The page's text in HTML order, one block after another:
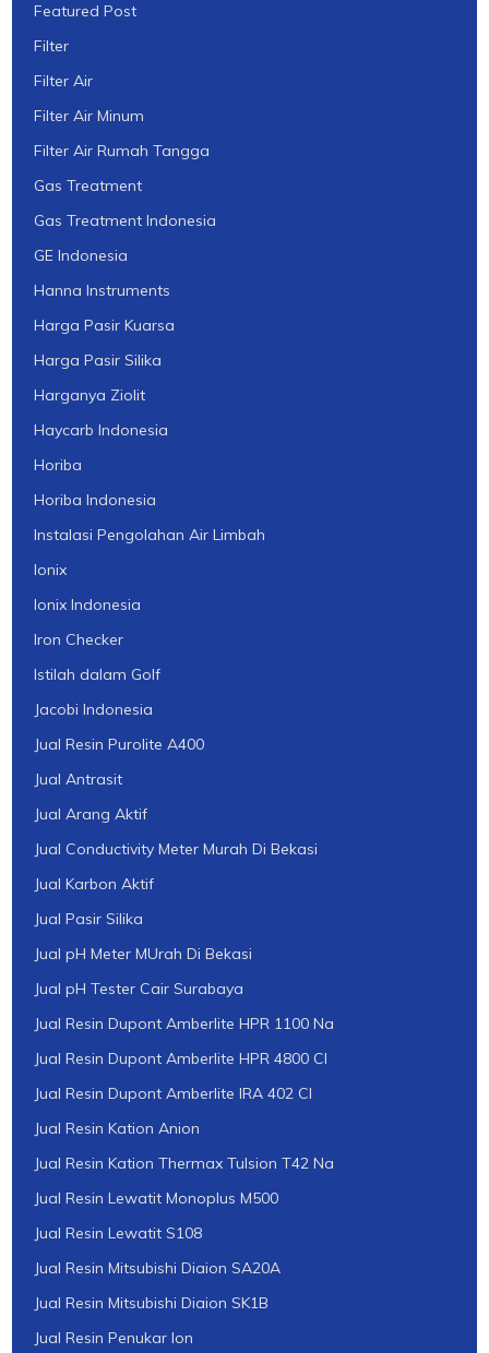
Featured Post
Filter
Filter Air
Filter Air Minum
Filter Air Rumah Tangga
Gas Treatment
Gas Treatment Indonesia
GE Indonesia
Hanna Instruments
Harga Pasir Kuarsa
Harga Pasir Silika
Harganya Ziolit
Haycarb Indonesia
Horiba
Horiba Indonesia
Instalasi Pengolahan Air Limbah
Ionix
Ionix Indonesia
Iron Checker
Istilah dalam Golf
Jacobi Indonesia
Jual Resin Purolite A400
Jual Antrasit
Jual Arang Aktif
Jual Conductivity Meter Murah Di Bekasi
Jual Karbon Aktif
Jual Pasir Silika
Jual pH Meter MUrah Di Bekasi
Jual pH Tester Cair Surabaya
Jual Resin Dupont Amberlite HPR 1100 Na
Jual Resin Dupont Amberlite HPR 4800 Cl
Jual Resin Dupont Amberlite IRA 402 Cl
Jual Resin Kation Anion
Jual Resin Kation Thermax Tulsion T42 Na
Jual Resin Lewatit Monoplus M500
Jual Resin Lewatit S108
Jual Resin Mitsubishi Diaion SA20A
Jual Resin Mitsubishi Diaion SK1B
Jual Resin Penukar Ion